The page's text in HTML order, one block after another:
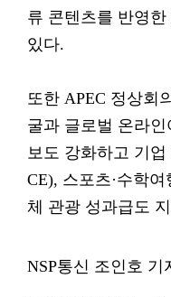
류 콘텐츠를 반영
있다.
또한 APEC 정상회
굴과 글로벌 온라
보도 강화하고 기
CE), 스포츠·수학
체 관광 성과급도
NSP통신 조인호 기